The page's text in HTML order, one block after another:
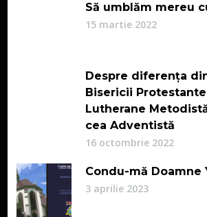
Să umblăm mereu
15 martie 2022
Despre diferența
Bisericii
Lutherane
cea Adventistă
16 octombrie 2022
Condu-mă Doamne
3 aprilie 2023